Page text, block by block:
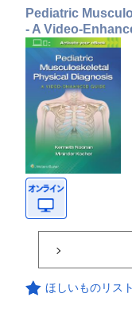
Pediatric
- A Video-
ほしいものリス